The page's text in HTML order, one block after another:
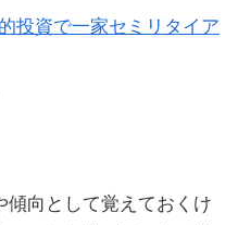
投資で一家セミリタイア
傾向として覚えておくけ